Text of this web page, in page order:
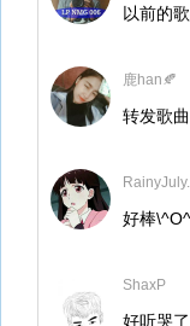
以前的
鹿han🍂
转发歌
RainyJuly.
好棒
ShaxP
好听哭了